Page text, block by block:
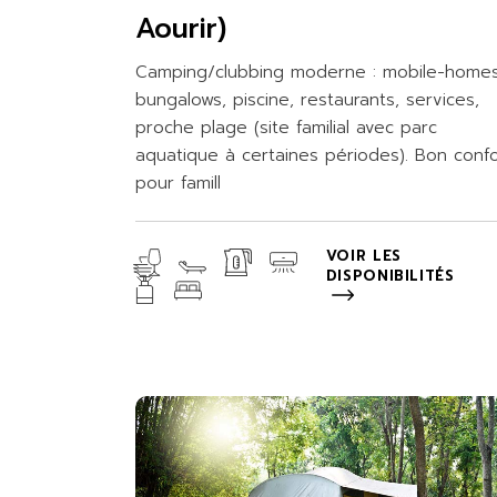
Aourir)
Camping/clubbing moderne : mobile-
bungalows, piscine, restaurants, services,
proche plage (site familial avec parc
aquatique à certaines périodes). Bon
pour famill
VOIR LES
DISPONIBILITÉS